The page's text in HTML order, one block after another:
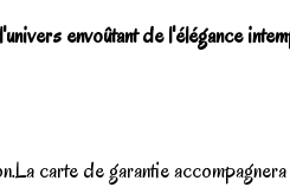
envoûtant de l'élégance
carte de garantie